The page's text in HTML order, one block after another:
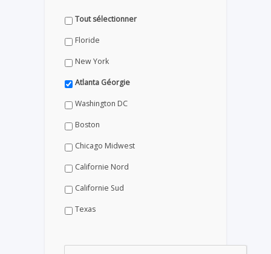
Tout sélectionner
Floride
New York
Atlanta Géorgie
Washington DC
Boston
Chicago Midwest
Californie Nord
Californie Sud
Texas